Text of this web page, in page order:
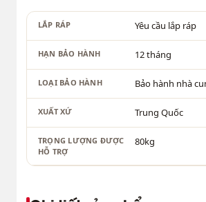
LẮP RÁP Yêu cầu lắp ráp
HẠN BẢO HÀNH 12 tháng
LOẠI BẢO HÀNH Bảo hành nhà
XUẤT XỨ Trung Quốc
TRỌNG LƯỢNG ĐƯỢC
HỖ TRỢ
80kg